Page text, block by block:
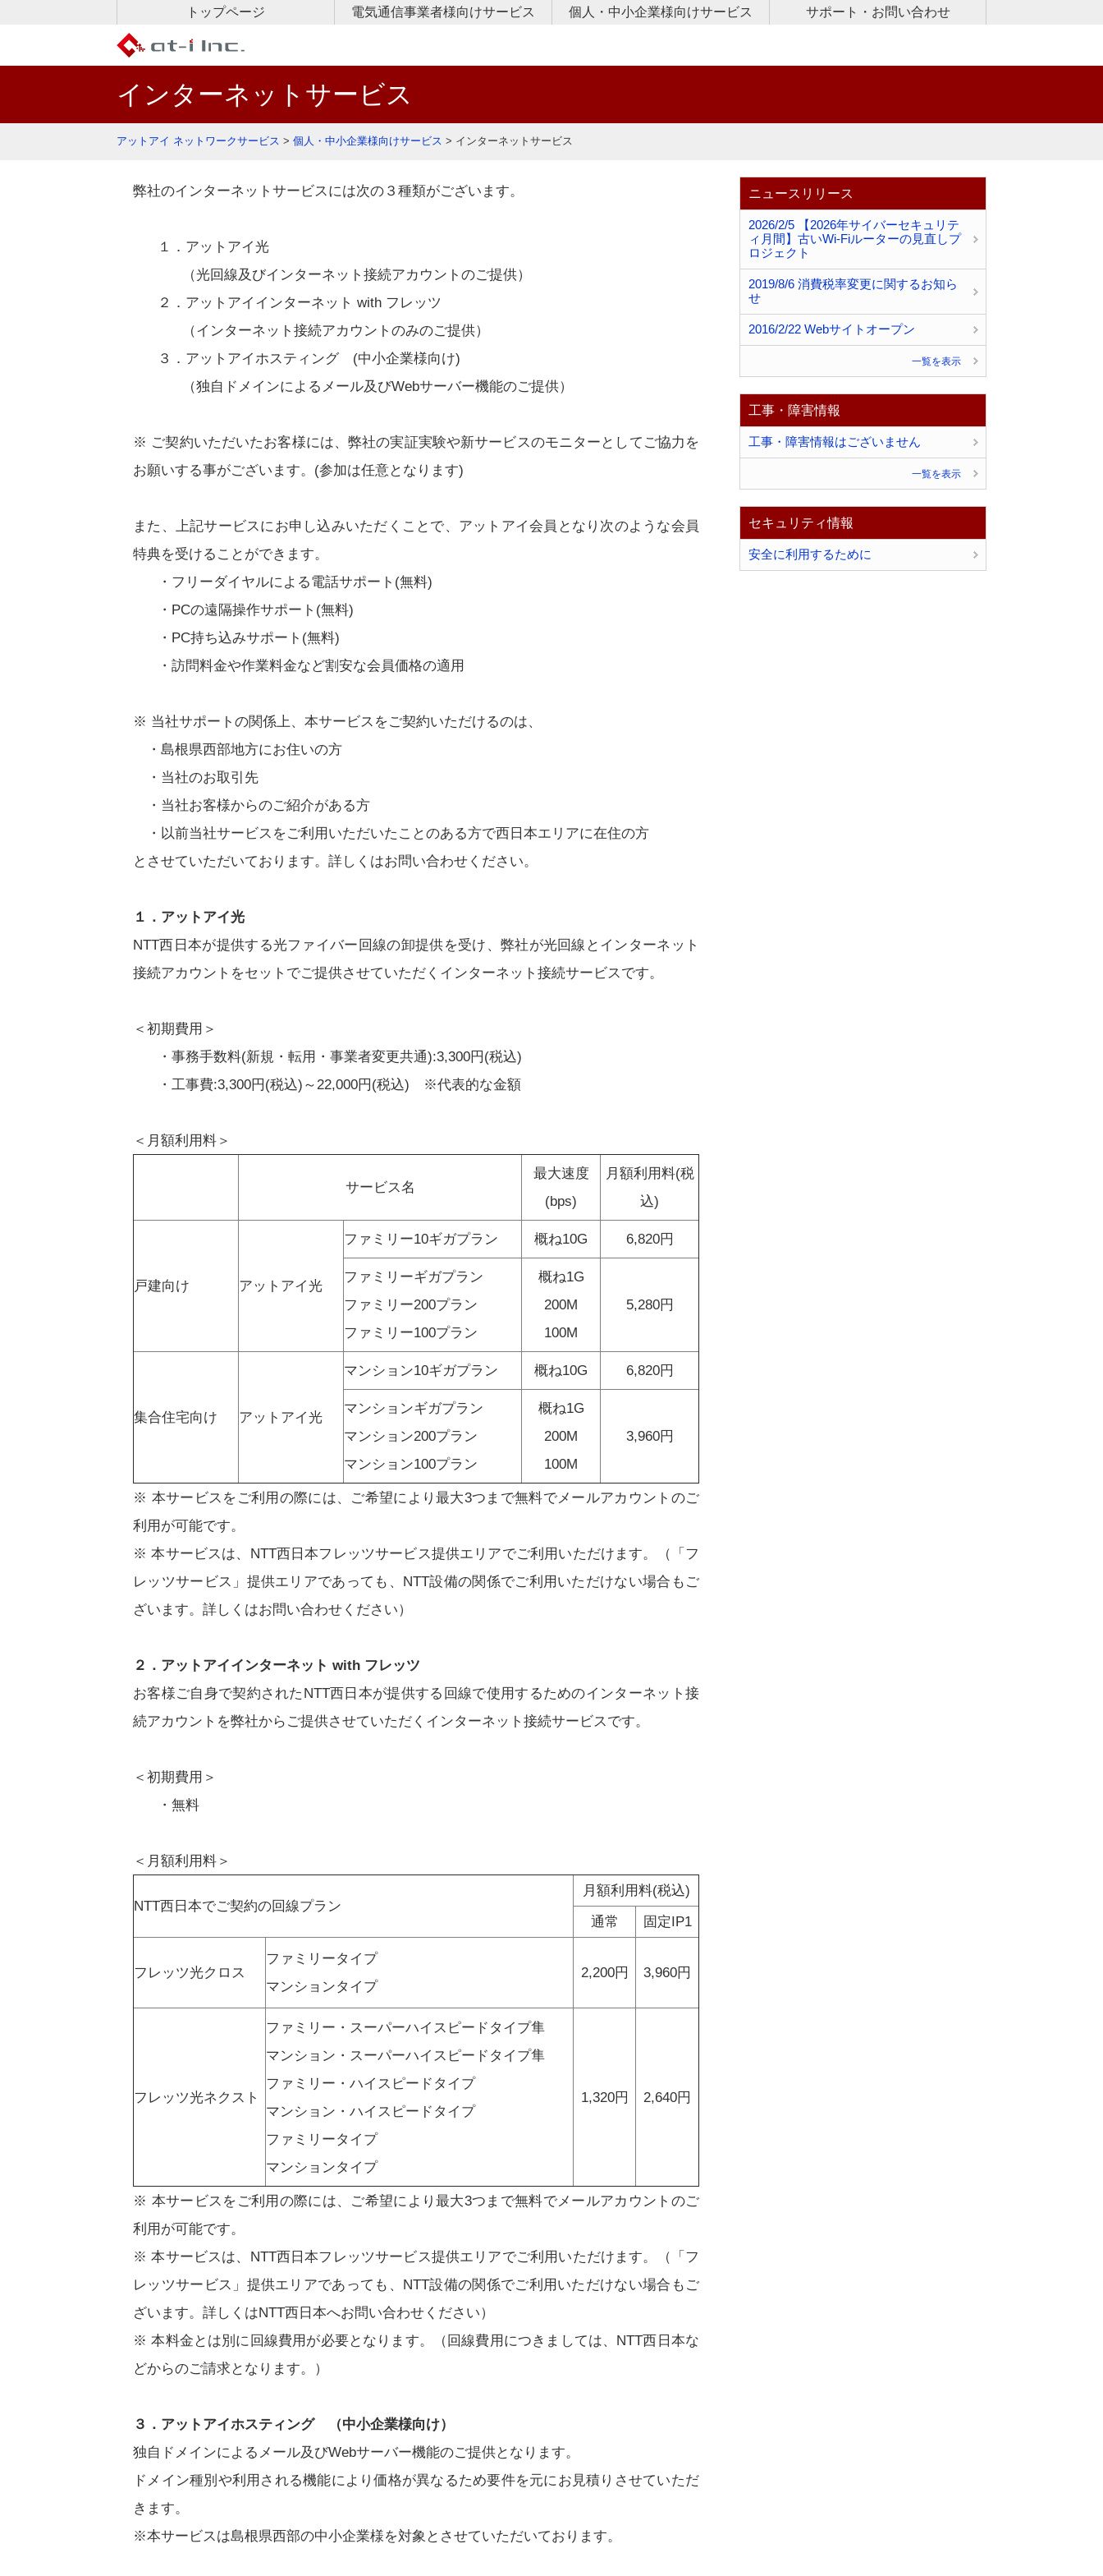
トップページ 電気通信事業者様向けサービス 個人・中小企業様向けサービス サポート・お問い合わせ
インターネットサービス
アットアイ ネットワークサービス > 個人・中小企業様向けサービス > インターネットサービス
弊社のインターネットサービスには次の３種類がございます。
１．アットアイ光
（光回線及びインターネット接続アカウントのご提供）
２．アットアイインターネット with フレッツ
（インターネット接続アカウントのみのご提供）
３．アットアイホスティング (中小企業様向け)
（独自ドメインによるメール及びWebサーバー機能のご提供）
※ ご契約いただいたお客様には、弊社の実証実験や新サービスのモニターとしてご協力を
お願いする事がございます。(参加は任意となります)
また、上記サービスにお申し込みいただくことで、アットアイ会員となり次のような会員
特典を受けることができます。
・フリーダイヤルによる電話サポート(無料)
・PCの遠隔操作サポート(無料)
・PC持ち込みサポート(無料)
・訪問料金や作業料金など割安な会員価格の適用
※ 当社サポートの関係上、本サービスをご契約いただけるのは、
・島根県西部地方にお住いの方
・当社のお取引先
・当社お客様からのご紹介がある方
・以前当社サービスをご利用いただいたことのある方で西日本エリアに在住の方
とさせていただいております。詳しくはお問い合わせください。
１．アットアイ光
NTT西日本が提供する光ファイバー回線の卸提供を受け、弊社が光回線とインターネット
接続アカウントをセットでご提供させていただくインターネット接続サービスです。
＜初期費用＞
・事務手数料(新規・転用・事業者変更共通):3,300円(税込)
・工事費:3,300円(税込)～22,000円(税込) ※代表的な金額
＜月額利用料＞
サービス名
最大速度
(bps)
月額利用料(税
込)
戸建向け アットアイ光
ファミリー10ギガプラン 概ね10G 6,820円
ファミリーギガプラン
ファミリー200プラン
ファミリー100プラン
概ね1G
200M
100M
5,280円
集合住宅向け アットアイ光
マンション10ギガプラン 概ね10G 6,820円
マンションギガプラン
マンション200プラン
マンション100プラン
概ね1G
200M
100M
3,960円
※ 本サービスをご利用の際には、ご希望により最大3つまで無料でメールアカウントのご
利用が可能です。
※ 本サービスは、NTT西日本フレッツサービス提供エリアでご利用いただけます。（「フ
レッツサービス」提供エリアであっても、NTT設備の関係でご利用いただけない場合もご
ざいます。詳しくはお問い合わせください）
２．アットアイインターネット with フレッツ
お客様ご自身で契約されたNTT西日本が提供する回線で使用するためのインターネット接
続アカウントを弊社からご提供させていただくインターネット接続サービスです。
＜初期費用＞
・無料
＜月額利用料＞
NTT西日本でご契約の回線プラン
月額利用料(税込)
通常
固定IP1
フレッツ光クロス
ファミリータイプ
マンションタイプ
2,200円 3,960円
フレッツ光ネクスト
ファミリー・スーパーハイスピードタイプ隼
マンション・スーパーハイスピードタイプ隼
ファミリー・ハイスピードタイプ
マンション・ハイスピードタイプ
ファミリータイプ
マンションタイプ
1,320円 2,640円
※ 本サービスをご利用の際には、ご希望により最大3つまで無料でメールアカウントのご
利用が可能です。
※ 本サービスは、NTT西日本フレッツサービス提供エリアでご利用いただけます。（「フ
レッツサービス」提供エリアであっても、NTT設備の関係でご利用いただけない場合もご
ざいます。詳しくはNTT西日本へお問い合わせください）
※ 本料金とは別に回線費用が必要となります。（回線費用につきましては、NTT西日本な
どからのご請求となります。）
３．アットアイホスティング （中小企業様向け）
独自ドメインによるメール及びWebサーバー機能のご提供となります。
ドメイン種別や利用される機能により価格が異なるため要件を元にお見積りさせていただ
きます。
※本サービスは島根県西部の中小企業様を対象とさせていただいております。
ニュースリリース
2026/2/5 【2026年サイバーセキュリテ
ィ月間】古いWi-Fiルーターの見直しプ
ロジェクト
2019/8/6 消費税率変更に関するお知ら
せ
2016/2/22 Webサイトオープン
一覧を表示
工事・障害情報
工事・障害情報はございません
一覧を表示
セキュリティ情報
安全に利用するために